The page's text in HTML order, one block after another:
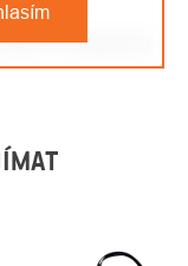
CLIMBERS